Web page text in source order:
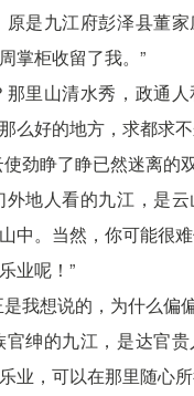
原是九江府彭泽县董
掌柜收留了我。”
那里山清水秀，政通
么好的地方，求都求
劲睁了睁已然迷离的双
外地人看的九江，是
中。当然，你可能很
业呢！”
是我想说的，为什么偏
官绅的九江，是达官
业，可以在那里随心